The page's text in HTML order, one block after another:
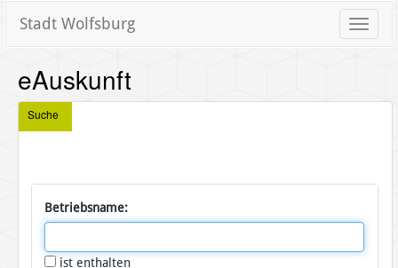
Toggle
Stadt Wolfsburg
eAuskunft
Suche
Betriebsname:
ist enthalten